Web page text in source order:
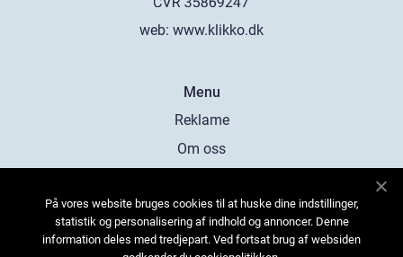
web: www.klikko.dk
Menu
Reklame
Om oss
Kontakt Oss
Sitemap
På vores website bruges cookies til at huske dine indstillinger,
statistik og personalisering af indhold og annoncer. Denne
information deles med tredjepart. Ved fortsat brug af websiden